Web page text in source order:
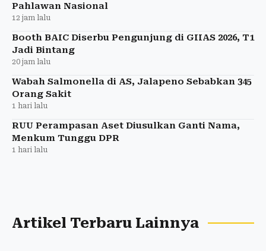
Pahlawan Nasional
12 jam lalu
Booth BAIC Diserbu Pengunjung di GIIAS 2026, T1
Jadi Bintang
20 jam lalu
Wabah Salmonella di AS, Jalapeno Sebabkan 345
Orang Sakit
1 hari lalu
RUU Perampasan Aset Diusulkan Ganti Nama,
Menkum Tunggu DPR
1 hari lalu
Artikel Terbaru Lainnya